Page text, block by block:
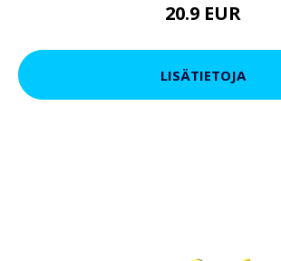
20.9 EUR
LISÄTIETOJA